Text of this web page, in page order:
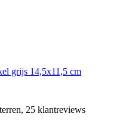
grijs 14,5x11,5 cm
25 klantreviews